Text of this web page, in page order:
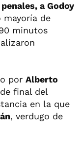
a Godoy
mayoría de
minutos
por Alberto
final del
en la que
, verdugo de